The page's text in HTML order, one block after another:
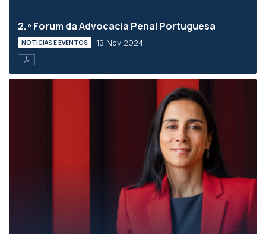
2. º Forum da Advocacia Penal Portuguesa
NOTÍCIAS E EVENTOS 13 Nov 2024